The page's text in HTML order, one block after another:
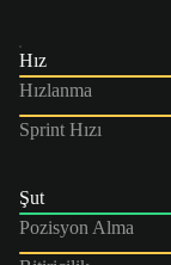
Hız
Hızlanma
Sprint Hızı
Şut
Pozisyon Alma